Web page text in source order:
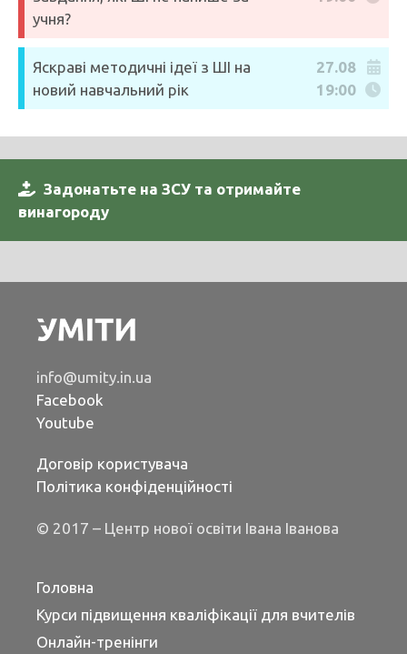
учня?
Яскраві методичні ідеї з ШІ на
новий навчальний рік
27.08
19:00
Задонатьте на ЗСУ та отримайте
винагороду
info@umity.in.ua
Facebook
Youtube
Договір користувача
Політика конфіденційності
© 2017 – Центр нової освіти Івана Іванова
Головна
Курси підвищення кваліфікації для вчителів
Онлайн-тренінги